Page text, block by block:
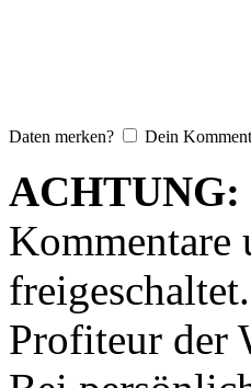
Daten merken? Dein
ACHTUNG:
Kommentare
Profiteur der